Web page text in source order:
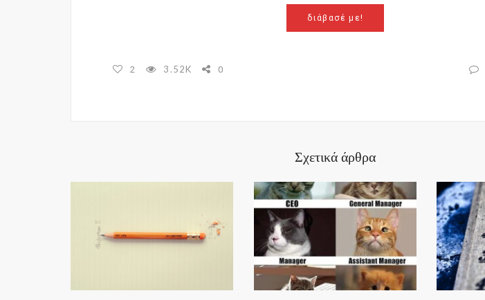
διάβασέ με!
2 3.52K 0
Σχετικά άρθρα